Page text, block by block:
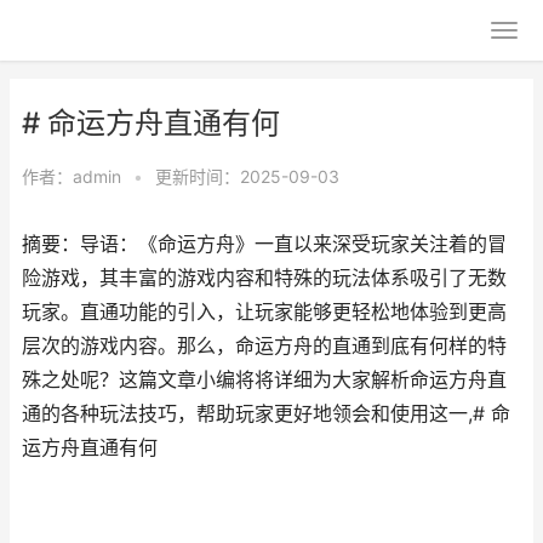
# 命运方舟直通有何
作者： admin • 更新时间：2025-09-03
摘要：导语：《命运方舟》一直以来深受玩家关注着的冒
险游戏，其丰富的游戏内容和特殊的玩法体系吸引了无数
玩家。直通功能的引入，让玩家能够更轻松地体验到更高
层次的游戏内容。那么，命运方舟的直通到底有何样的特
殊之处呢？这篇文章小编将将详细为大家解析命运方舟直
通的各种玩法技巧，帮助玩家更好地领会和使用这一,# 命
运方舟直通有何